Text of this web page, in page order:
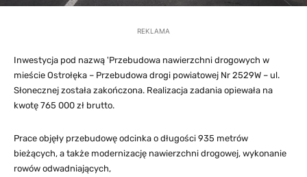
REKLAMA
Inwestycja pod nazwą 'Przebudowa nawierzchni drogowych w
mieście Ostrołęka – Przebudowa drogi powiatowej Nr 2529W – ul.
Słonecznej została zakończona. Realizacja zadania opiewała na
kwotę 765 000 zł brutto.
Prace objęły przebudowę odcinka o długości 935 metrów
bieżących, a także modernizację nawierzchni drogowej, wykonanie
rowów odwadniających,